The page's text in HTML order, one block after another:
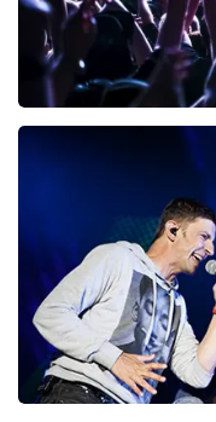
Megadeth
laatste 30
BESTEL NU